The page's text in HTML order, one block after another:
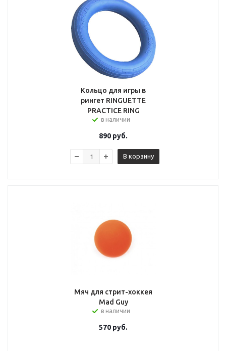
Кольцо для игры в
рингет RINGUETTE
PRACTICE RING
в наличии
890 руб.
В корзину
Мяч для стрит-хоккея
Mad Guy
в наличии
570 руб.